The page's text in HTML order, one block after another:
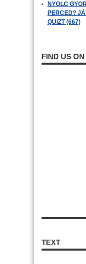
NYOLC
PERCED?
QUIZT (667)
FIND US
TEXT